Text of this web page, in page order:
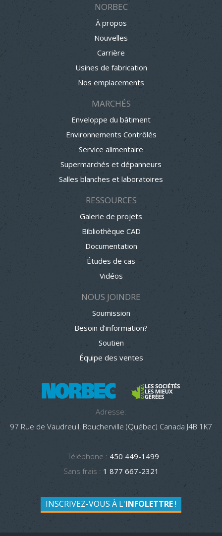
NORBEC
À propos
Nouvelles
Carrière
Usines de fabrication
Nos emplacements
MARCHÉS
Enveloppe du bâtiment
Environnements Contrôlés
Service alimentaire
Supermarchés et dépanneurs
Salles blanches et laboratoires
RESSOURCES
Galerie de projets
Bibliothèque CAD
Documentation
Études de cas
Vidéos
NOUS JOINDRE
Soumission
Besoin d’information?
Soutien
Équipe des ventes
Adresse:
97 Rue de Vaudreuil, Boucherville (Québec) Canada J4B 1K7
Téléphone : 450 449-1499
Sans frais : 1 877 667-2321
INSCRIVEZ-VOUS À L'INFOLETTRE!